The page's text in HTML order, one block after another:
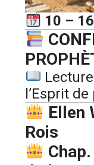
10 –
l’Esprit
Ellen
Rois